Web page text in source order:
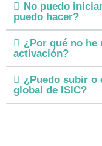
No puedo
puedo hacer?
¿Por qué no
activación?
¿Puedo subir o
global de ISIC?